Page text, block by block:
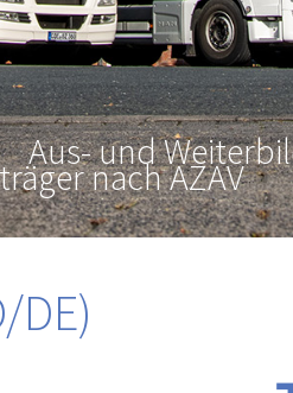
Aus- und
nach AZAV
DE)